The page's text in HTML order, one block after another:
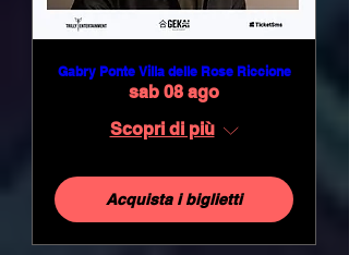
Gabry Ponte Villa delle Rose Riccione
sab 08 ago
Scopri di più
Acquista i biglietti